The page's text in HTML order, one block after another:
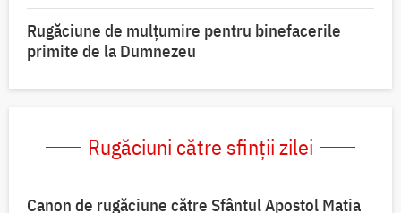
Rugăciune de mulțumire pentru binefacerile
primite de la Dumnezeu
Rugăciuni către sfinții zilei
Canon de rugăciune către Sfântul Apostol Matia